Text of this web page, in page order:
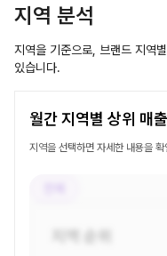
지역 분석
지역을 기준으로, 브랜드 지역
있습니다.
월간 지역별 상위 매
지역을 선택하면 자세한 내용을